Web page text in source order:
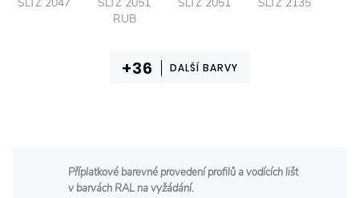
RUB
DALŠÍ BARVY
Příplatkové barevné provedení profilů a vodících lišt
v barvách RAL na vyžádání.